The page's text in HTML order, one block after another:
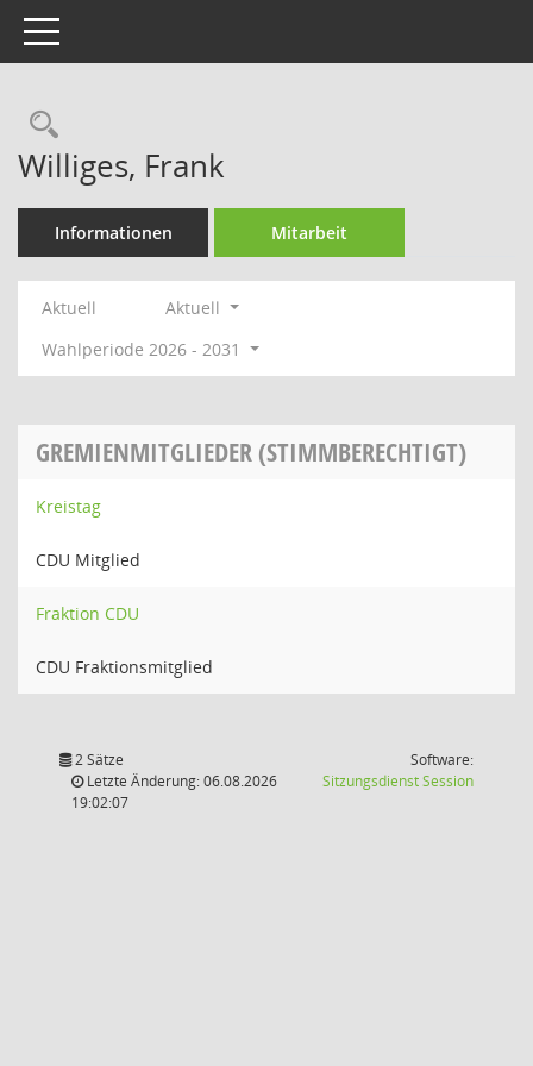
Toggle navigation
Rechercheauswahl
Williges, Frank
Informationen Mitarbeit
Aktuell
Aktuell
Wahlperiode 2026 - 2031
GREMIENMITGLIEDER (STIMMBERECHTIGT)
Kreistag
CDU Mitglied
Fraktion CDU
CDU Fraktionsmitglied
2 Sätze
Letzte Änderung: 06.08.2026
19:02:07
Software:
SitzungsdienstSession(Wird in